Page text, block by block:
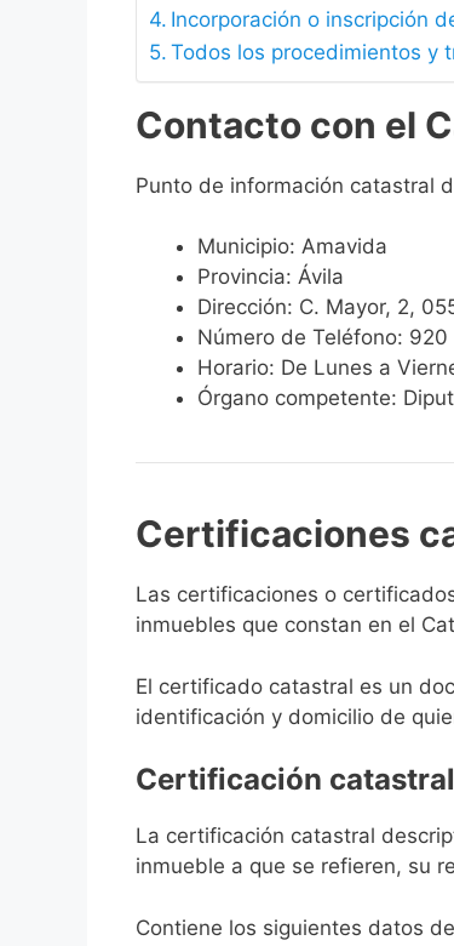
Incorporación o inscripción
Todos los procedimientos y
Contacto con el
Punto de información catastral
Municipio: Amavida
Provincia: Ávila
Dirección: C. Mayor, 2,
Número de Teléfono: 920
Horario: De Lunes a
Órgano competente:
Certificaciones
Las certificaciones o
inmuebles que constan en el
El certificado catastral es un
identificación y domicilio de
Certificación
La certificación catastral
inmueble a que se refieren, su
Contiene los siguientes datos